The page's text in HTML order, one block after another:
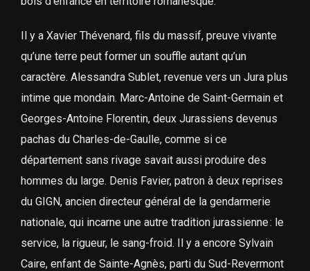
Il y a Xavier Thévenard, fils du massif, preuve vivante
qu’une terre peut former un souffle autant qu’un
caractère. Alessandra Sublet, revenue vers un Jura plus
intime que mondain. Marc-Antoine de Saint-Germain et
Georges-Antoine Florentin, deux Jurassiens devenus
pachas du Charles-de-Gaulle, comme si ce
département sans rivage savait aussi produire des
hommes du large. Denis Favier, patron à deux reprises
du GIGN, ancien directeur général de la gendarmerie
nationale, qui incarne une autre tradition jurassienne : le
service, la rigueur, le sang-froid. Il y a encore Sylvain
Caire, enfant de Sainte-Agnès, parti du Sud-Revermont